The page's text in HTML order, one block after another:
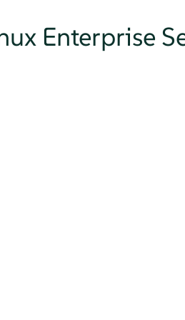
Enterprise